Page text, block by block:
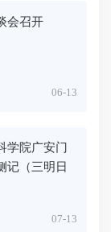
会召开
06-13
院广安门
记（三明日
07-13